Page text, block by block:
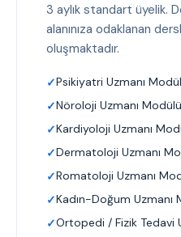
3 aylık standart üyelik.
alanınıza odaklanan
oluşmaktadır.
Psikiyatri Uzmanı
Nöroloji Uzmanı Modülü
Kardiyoloji Uzmanı
Dermatoloji Uzmanı
Romatoloji Uzmanı
Kadın-Doğum Uzmanı
Ortopedi / Fizik Tedavi